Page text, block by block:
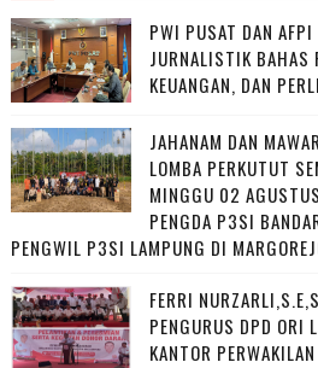
PWI PUSAT DAN AFPI
JURNALISTIK BAHAS
KEUANGAN, DAN
JAHANAM DAN
LOMBA PERKUTUT
MINGGU 02
PENGDA P3SI
PENGWIL P3SI LAMPUNG DI
FERRI
PENGURUS DPD ORI
KANTOR